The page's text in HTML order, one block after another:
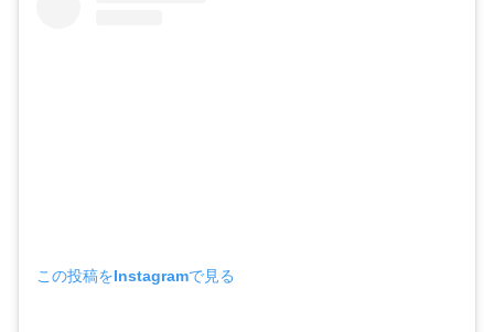
この投稿をInstagramで見る